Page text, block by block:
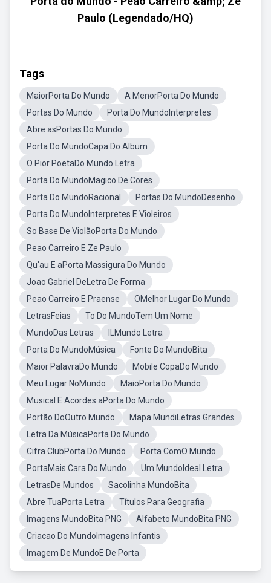
Paulo (Legendado/HQ)
Tags
MaiorPorta Do Mundo
A MenorPorta Do Mundo
Portas Do Mundo
Porta Do MundoInterpretes
Abre asPortas Do Mundo
Porta Do MundoCapa Do Album
O Pior PoetaDo Mundo Letra
Porta Do MundoMagico De Cores
Porta Do MundoRacional
Portas Do MundoDesenho
Porta Do MundoInterpretes E Violeiros
So Base De ViolãoPorta Do Mundo
Peao Carreiro E Ze Paulo
Qu'au E aPorta Massigura Do Mundo
Joao Gabriel DeLetra De Forma
Peao Carreiro E Praense
OMelhor Lugar Do Mundo
LetrasFeias
To Do MundoTem Um Nome
MundoDas Letras
ILMundo Letra
Porta Do MundoMúsica
Fonte Do MundoBita
Maior PalavraDo Mundo
Mobile CopaDo Mundo
Meu Lugar NoMundo
MaioPorta Do Mundo
Musical E Acordes aPorta Do Mundo
Portão DoOutro Mundo
Mapa MundiLetras Grandes
Letra Da MúsicaPorta Do Mundo
Cifra ClubPorta Do Mundo
Porta ComO Mundo
PortaMais Cara Do Mundo
Um MundoIdeal Letra
LetrasDe Mundos
Sacolinha MundoBita
Abre TuaPorta Letra
Títulos Para Geografia
Imagens MundoBita PNG
Alfabeto MundoBita PNG
Criacao Do MundoImagens Infantis
Imagem De MundoE De Porta